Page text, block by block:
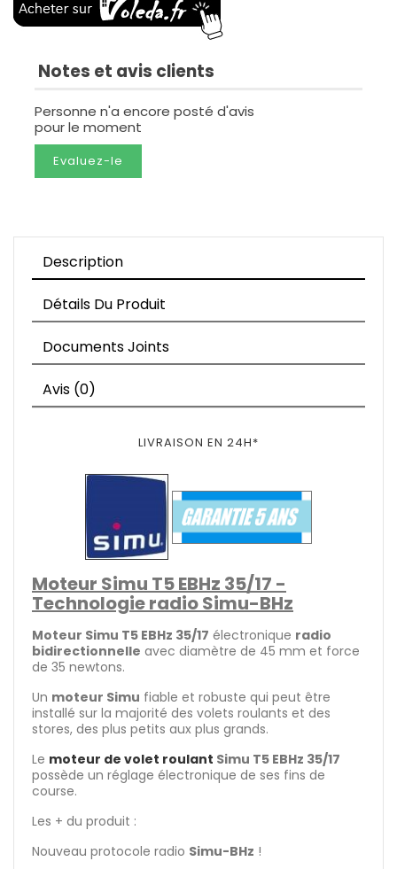
Notes et avis clients
Personne n'a encore posté d'avis
pour le moment
Evaluez-le
Description
Détails Du Produit
Documents Joints
Avis (0)
LIVRAISON EN 24H*
Moteur Simu T5 EBHz 35/17 -
Technologie radio Simu-BHz
Moteur Simu T5 EBHz 35/17 électronique radio
bidirectionnelle avec diamètre de 45 mm et force
de 35 newtons.
Un moteur Simu fiable et robuste qui peut être
installé sur la majorité des volets roulants et des
stores, des plus petits aux plus grands.
Le moteur de volet roulant Simu T5 EBHz 35/17
possède un réglage électronique de ses fins de
course.
Les + du produit :
Nouveau protocole radio Simu-BHz !